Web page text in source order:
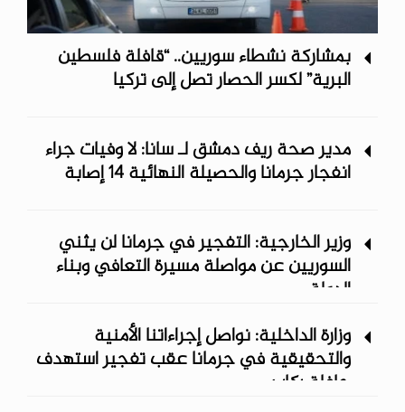
بمشاركة نشطاء سوريين.. “قافلة فلسطين
البرية” لكسر الحصار تصل إلى تركيا
مدير صحة ريف دمشق لـ سانا: لا وفيات جراء
انفجار جرمانا والحصيلة النهائية 14 إصابة
وزير الخارجية: التفجير في جرمانا لن يثني
السوريين عن مواصلة مسيرة التعافي وبناء
الدولة
وزارة الداخلية: نواصل إجراءاتنا الأمنية
والتحقيقية في جرمانا عقب تفجير استهدف
حافلة ركاب